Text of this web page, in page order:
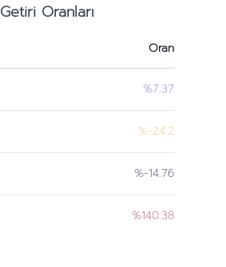
Getiri Oranları
Oran
%7.37
%-24.2
%-14.76
%140.38